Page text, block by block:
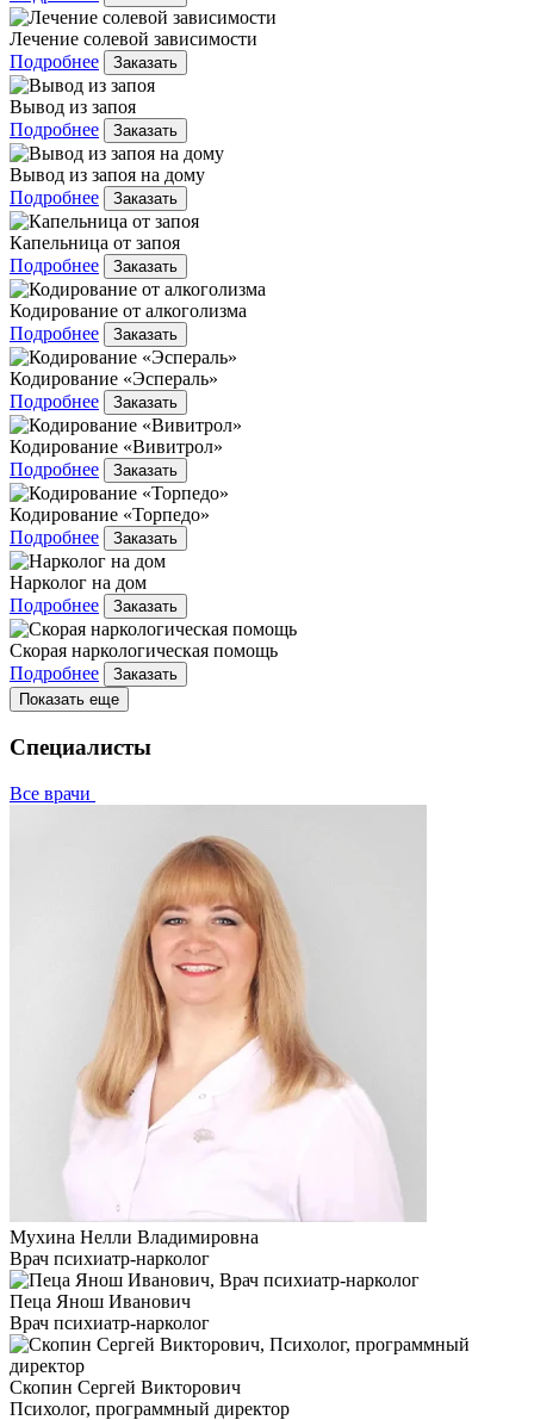
Лечение солевой зависимости
Подробнее
Заказать
Вывод из запоя
Подробнее
Заказать
Вывод из запоя на дому
Подробнее
Заказать
Капельница от запоя
Подробнее
Заказать
Кодирование от алкоголизма
Подробнее
Заказать
Кодирование «Эспераль»
Подробнее
Заказать
Кодирование «Вивитрол»
Подробнее
Заказать
Кодирование «Торпедо»
Подробнее
Заказать
Нарколог на дом
Подробнее
Заказать
Скорая наркологическая помощь
Подробнее
Заказать
Показать еще
Специалисты
Все врачи
Мухина Нелли Владимировна
Врач психиатр-нарколог
Пеца Янош Иванович
Врач психиатр-нарколог
Скопин Сергей Викторович
Психолог, программный директор